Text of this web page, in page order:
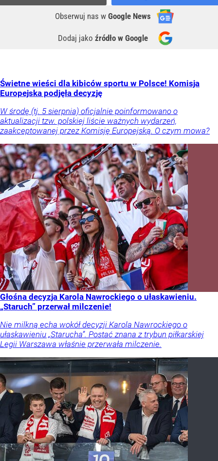
Obserwuj nas w Google News
Dodaj jako źródło w Google
Świetne wieści dla kibiców sportu w Polsce! Komisja
Europejska podjęła decyzję
W środę (tj. 5 sierpnia) oficjalnie poinformowano o
aktualizacji tzw. polskiej liście ważnych wydarzeń,
zaakceptowanej przez Komisję Europejską. O czym mowa?
Głośna decyzja Karola Nawrockiego o ułaskawieniu.
„Staruch” przerwał milczenie!
Nie milkną echa wokół decyzji Karola Nawrockiego o
ułaskawieniu „Starucha”. Postać znana z trybun piłkarskiej
Legii Warszawa właśnie przerwała milczenie.